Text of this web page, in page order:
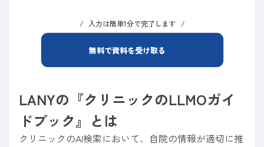
入力は簡単1分で完了します
無料で資料を受け取る
LANYの『クリニックのLLMOガイ
ドブック』とは
クリニックのAI検索において、自院の情報が適切に推